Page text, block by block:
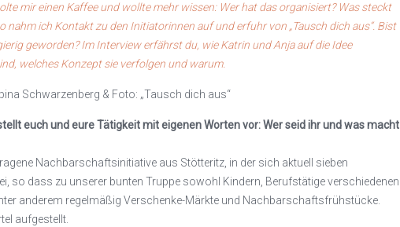
mir einen Kaffee und wollte mehr wissen: Wer hat das organisiert? Was steckt
nahm ich Kontakt zu den Initiatorinnen auf und erfuhr von „Tausch dich aus“. Bist
geworden? Im Interview erfährst du, wie Katrin und Anja auf die Idee
welches Konzept sie verfolgen und warum.
Schwarzenberg & Foto: „Tausch dich aus“
euch und eure Tätigkeit mit eigenen Worten vor: Wer seid ihr und was macht
Nachbarschaftsinitiative aus Stötteritz, in der sich aktuell sieben
so dass zu unserer bunten Truppe sowohl Kindern, Berufstätige verschiedenen
anderem regelmäßig Verschenke-Märkte und Nachbarschaftsfrühstücke.
aufgestellt.